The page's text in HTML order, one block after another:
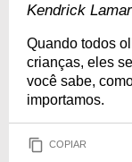
Kendrick Lamar
Quando todos
crianças, eles
você sabe,
importamos.
COPIAR